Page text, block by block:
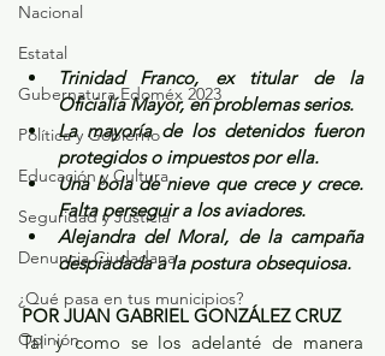
Nacional
Estatal
Gubernatura Edoméx 2023
Política y Gobierno
Educación y Cultura
Seguridad y Justicia
Denuncia Ciudadana
¿Qué pasa en tus municipios?
Opinión
Trinidad Franco, ex titular de la
Oficialía Mayor, en problemas serios.
La mayoría de los detenidos fueron
protegidos o impuestos por ella.
Una bola de nieve que crece y crece.
Falta perseguir a los aviadores.
Alejandra del Moral, de la campaña
despiadada a la postura obsequiosa.
POR JUAN GABRIEL GONZÁLEZ CRUZ
Tal y como se los adelanté de manera